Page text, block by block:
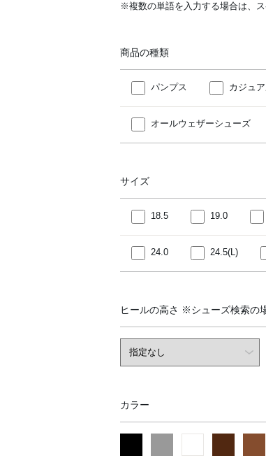
※複数の単語を入力する場合は、
商品の種類
パンプス カジュ
オールウェザーシューズ
サイズ
18.5 19.0
24.0 24.5(L)
ヒールの高さ ※シューズ検索の
カラー